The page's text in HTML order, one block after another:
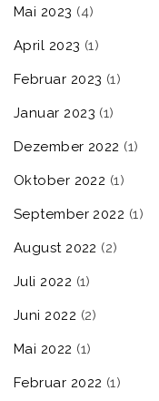
Mai 2023 (4)
April 2023 (1)
Februar 2023 (1)
Januar 2023 (1)
Dezember 2022 (1)
Oktober 2022 (1)
September 2022 (1)
August 2022 (2)
Juli 2022 (1)
Juni 2022 (2)
Mai 2022 (1)
Februar 2022 (1)